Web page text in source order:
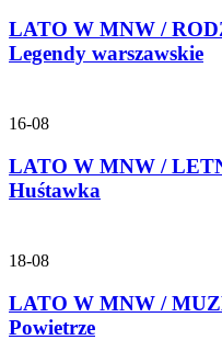
LATO W MNW /
Legendy warszawskie
16-08
LATO W MNW /
Huśtawka
18-08
LATO W MNW /
Powietrze